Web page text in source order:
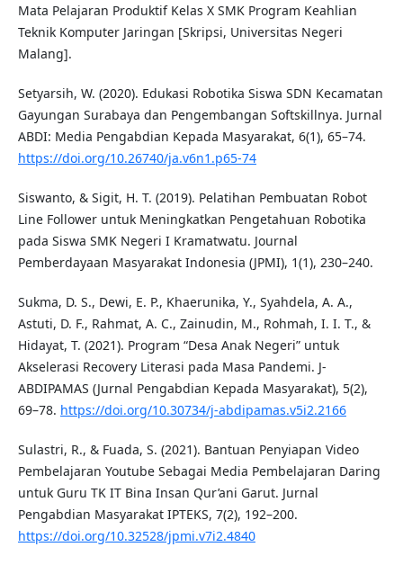
Mata Pelajaran Produktif Kelas X SMK Program Keahlian
Teknik Komputer Jaringan [Skripsi, Universitas Negeri
Malang].
Setyarsih, W. (2020). Edukasi Robotika Siswa SDN Kecamatan
Gayungan Surabaya dan Pengembangan Softskillnya. Jurnal
ABDI: Media Pengabdian Kepada Masyarakat, 6(1), 65–74.
https://doi.org/10.26740/ja.v6n1.p65-74
Siswanto, & Sigit, H. T. (2019). Pelatihan Pembuatan Robot
Line Follower untuk Meningkatkan Pengetahuan Robotika
pada Siswa SMK Negeri I Kramatwatu. Journal
Pemberdayaan Masyarakat Indonesia (JPMI), 1(1), 230–240.
Sukma, D. S., Dewi, E. P., Khaerunika, Y., Syahdela, A. A.,
Astuti, D. F., Rahmat, A. C., Zainudin, M., Rohmah, I. I. T., &
Hidayat, T. (2021). Program “Desa Anak Negeri” untuk
Akselerasi Recovery Literasi pada Masa Pandemi. J-
ABDIPAMAS (Jurnal Pengabdian Kepada Masyarakat), 5(2),
69–78. https://doi.org/10.30734/j-abdipamas.v5i2.2166
Sulastri, R., & Fuada, S. (2021). Bantuan Penyiapan Video
Pembelajaran Youtube Sebagai Media Pembelajaran Daring
untuk Guru TK IT Bina Insan Qur’ani Garut. Jurnal
Pengabdian Masyarakat IPTEKS, 7(2), 192–200.
https://doi.org/10.32528/jpmi.v7i2.4840